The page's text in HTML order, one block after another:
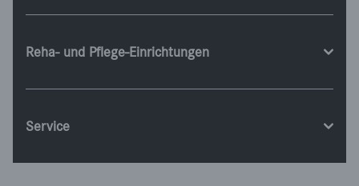
Reha- und Pflege-Einrichtungen
Service